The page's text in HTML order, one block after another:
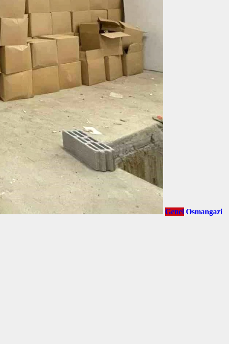
Genel Osmangazi